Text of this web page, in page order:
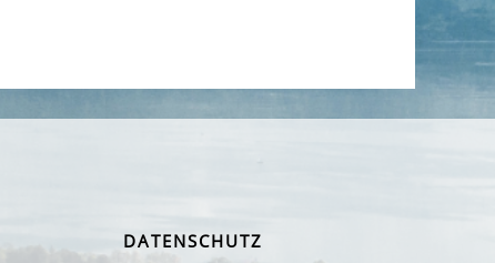
DATENSCHUTZ